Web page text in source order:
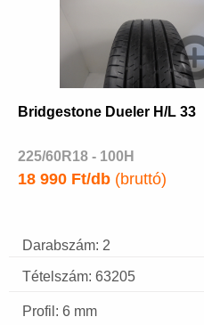
Bridgestone Dueler H/L 33
225/60R18 - 100H
18 990 Ft/db (bruttó)
Darabszám: 2
Tételszám: 63205
Profil: 6 mm